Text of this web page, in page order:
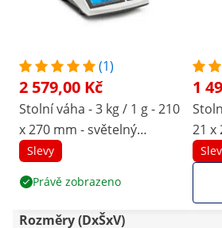
(1)
2 579,00 Kč
Stolní váha - 3 kg / 1 g - 210
x 270 mm - světelný
indikátor - LCD
Slevy
Právě zobrazeno
1
21 x
Rozměry (DxŠxV)